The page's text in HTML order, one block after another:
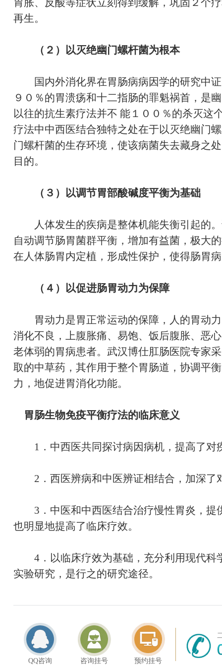
胃胀、反酸等症状立刻得到缓解，巩固２个
再生。
（２）以灭绝幽门螺杆菌为根本
国内外消化界在胃肠病病因学的研究中证
９０％的胃溃疡和十二指肠的罪魁祸首，是
以往的抗生素疗法并不 能１００％的杀灭这
疗法中中西医结合独特之处在于以灭绝幽门
门螺杆菌的生存环境，使该病菌失去藏身之
目的。
（３）以调节胃部酸碱度平衡为基础
人体发生的疾病是整体机能失衡引起的。
自动调节肠胃菌群平衡，增加有益菌，极大
在人体肠胃内定植，形成性保护，使得肠胃
（４）以促进肠胃动力为保障
胃动力是胃正常运动的保障，人的胃动力
消化不良，上腹胀痛、易饱、饭后腹胀、恶
老体弱的胃病患者。武汉博仕肛肠医院专家
取的中草药，其作用于整个胃肠道，协调平
力，地促进胃消化功能。
胃肠生物免疫平衡疗法的临床意义
1．中西医共同探讨病因病机，提高了对
2．西医辨病和中医辨证相结合，加深了
3．中医和中西医结合治疗慢性胃炎，提
也明显地提高了临床疗效。
4．以临床疗效为基础，充分利用现代科
实验研究，是行之的研究途径。
QQ咨询 咨询挂号 预约挂号